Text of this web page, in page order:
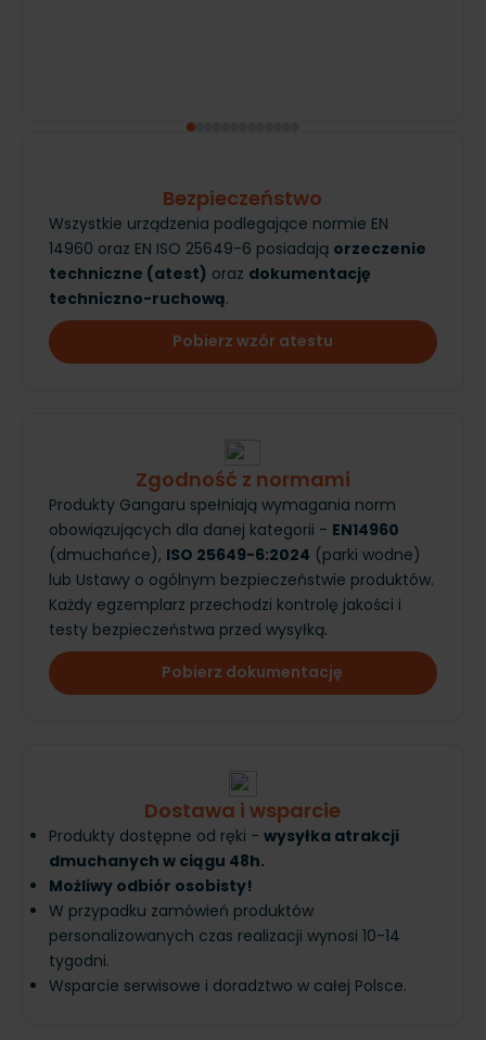
Bezpieczeństwo
Wszystkie urządzenia podlegające normie EN
14960 oraz EN ISO 25649-6 posiadają orzeczenie
techniczne (atest) oraz dokumentację
techniczno-ruchową.
Pobierz wzór atestu
Zgodność z normami
Produkty Gangaru spełniają wymagania norm
obowiązujących dla danej kategorii - EN14960
(dmuchańce), ISO 25649-6:2024 (parki wodne)
lub Ustawy o ogólnym bezpieczeństwie produktów.
Każdy egzemplarz przechodzi kontrolę jakości i
testy bezpieczeństwa przed wysyłką.
Pobierz dokumentację
Dostawa i wsparcie
Produkty dostępne od ręki - wysyłka atrakcji
dmuchanych w ciągu 48h.
Możliwy odbiór osobisty!
W przypadku zamówień produktów
personalizowanych czas realizacji wynosi 10-14
tygodni.
Wsparcie serwisowe i doradztwo w całej Polsce.